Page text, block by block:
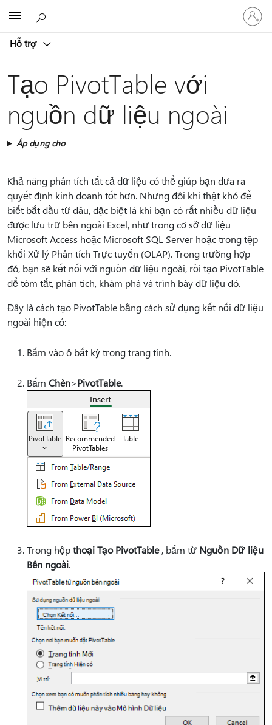
Hỗ trợ
Đăng
nhập
tài
Tạo PivotTable với
nguồn dữ liệu ngoài
Áp dụng cho
Khả năng phân tích tất cả dữ liệu có thể giúp bạn đưa ra
quyết định kinh doanh tốt hơn. Nhưng đôi khi thật khó để
biết bắt đầu từ đâu, đặc biệt là khi bạn có rất nhiều dữ liệu
được lưu trữ bên ngoài Excel, như trong cơ sở dữ liệu
Microsoft Access hoặc Microsoft SQL Server hoặc trong tệp
khối Xử lý Phân tích Trực tuyến (OLAP). Trong trường hợp
đó, bạn sẽ kết nối với nguồn dữ liệu ngoài, rồi tạo PivotTable
để tóm tắt, phân tích, khám phá và trình bày dữ liệu đó.
Đây là cách tạo PivotTable bằng cách sử dụng kết nối dữ liệu
ngoài hiện có:
Bấm vào ô bất kỳ trong trang tính.
Bấm Chèn>PivotTable.
Trong hộpthoại Tạo PivotTable, bấm từ Nguồn Dữ liệu
Bên ngoài.